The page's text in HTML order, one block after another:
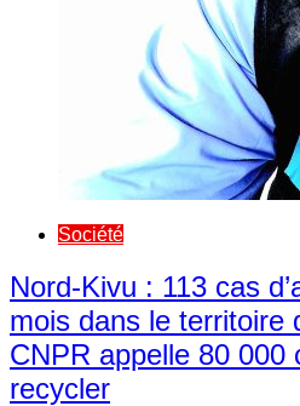
Société
Nord-Kivu : 113 cas
mois dans le territoire
CNPR appelle 80 000
recycler